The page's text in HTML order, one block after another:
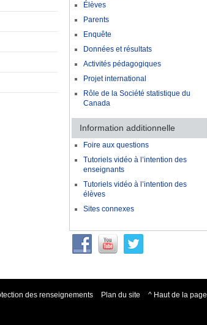
Élèves
Parents
Enquête
Données et résultats
Activités pédagogiques
Projet international
Rôle de la Société statistique du
Canada
Information additionnelle
Foire aux questions
Tutoriels vidéo à l’intention des
enseignants
Tutoriels vidéo à l’intention des
élèves
Sites connexes
des renseignements Plan du site ^ Haut de la page